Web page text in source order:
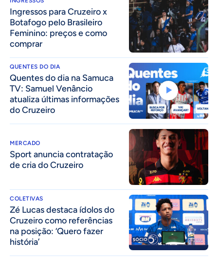
Ingressos para Cruzeiro x
Botafogo pelo Brasileiro
Feminino: preços e como
comprar
QUENTES DO DIA
Quentes do dia na Samuca
TV: Samuel Venâncio
atualiza últimas informações
do Cruzeiro
MERCADO
Sport anuncia contratação
de cria do Cruzeiro
COLETIVAS
Zé Lucas destaca ídolos do
Cruzeiro como referências
na posição: ‘Quero fazer
história’